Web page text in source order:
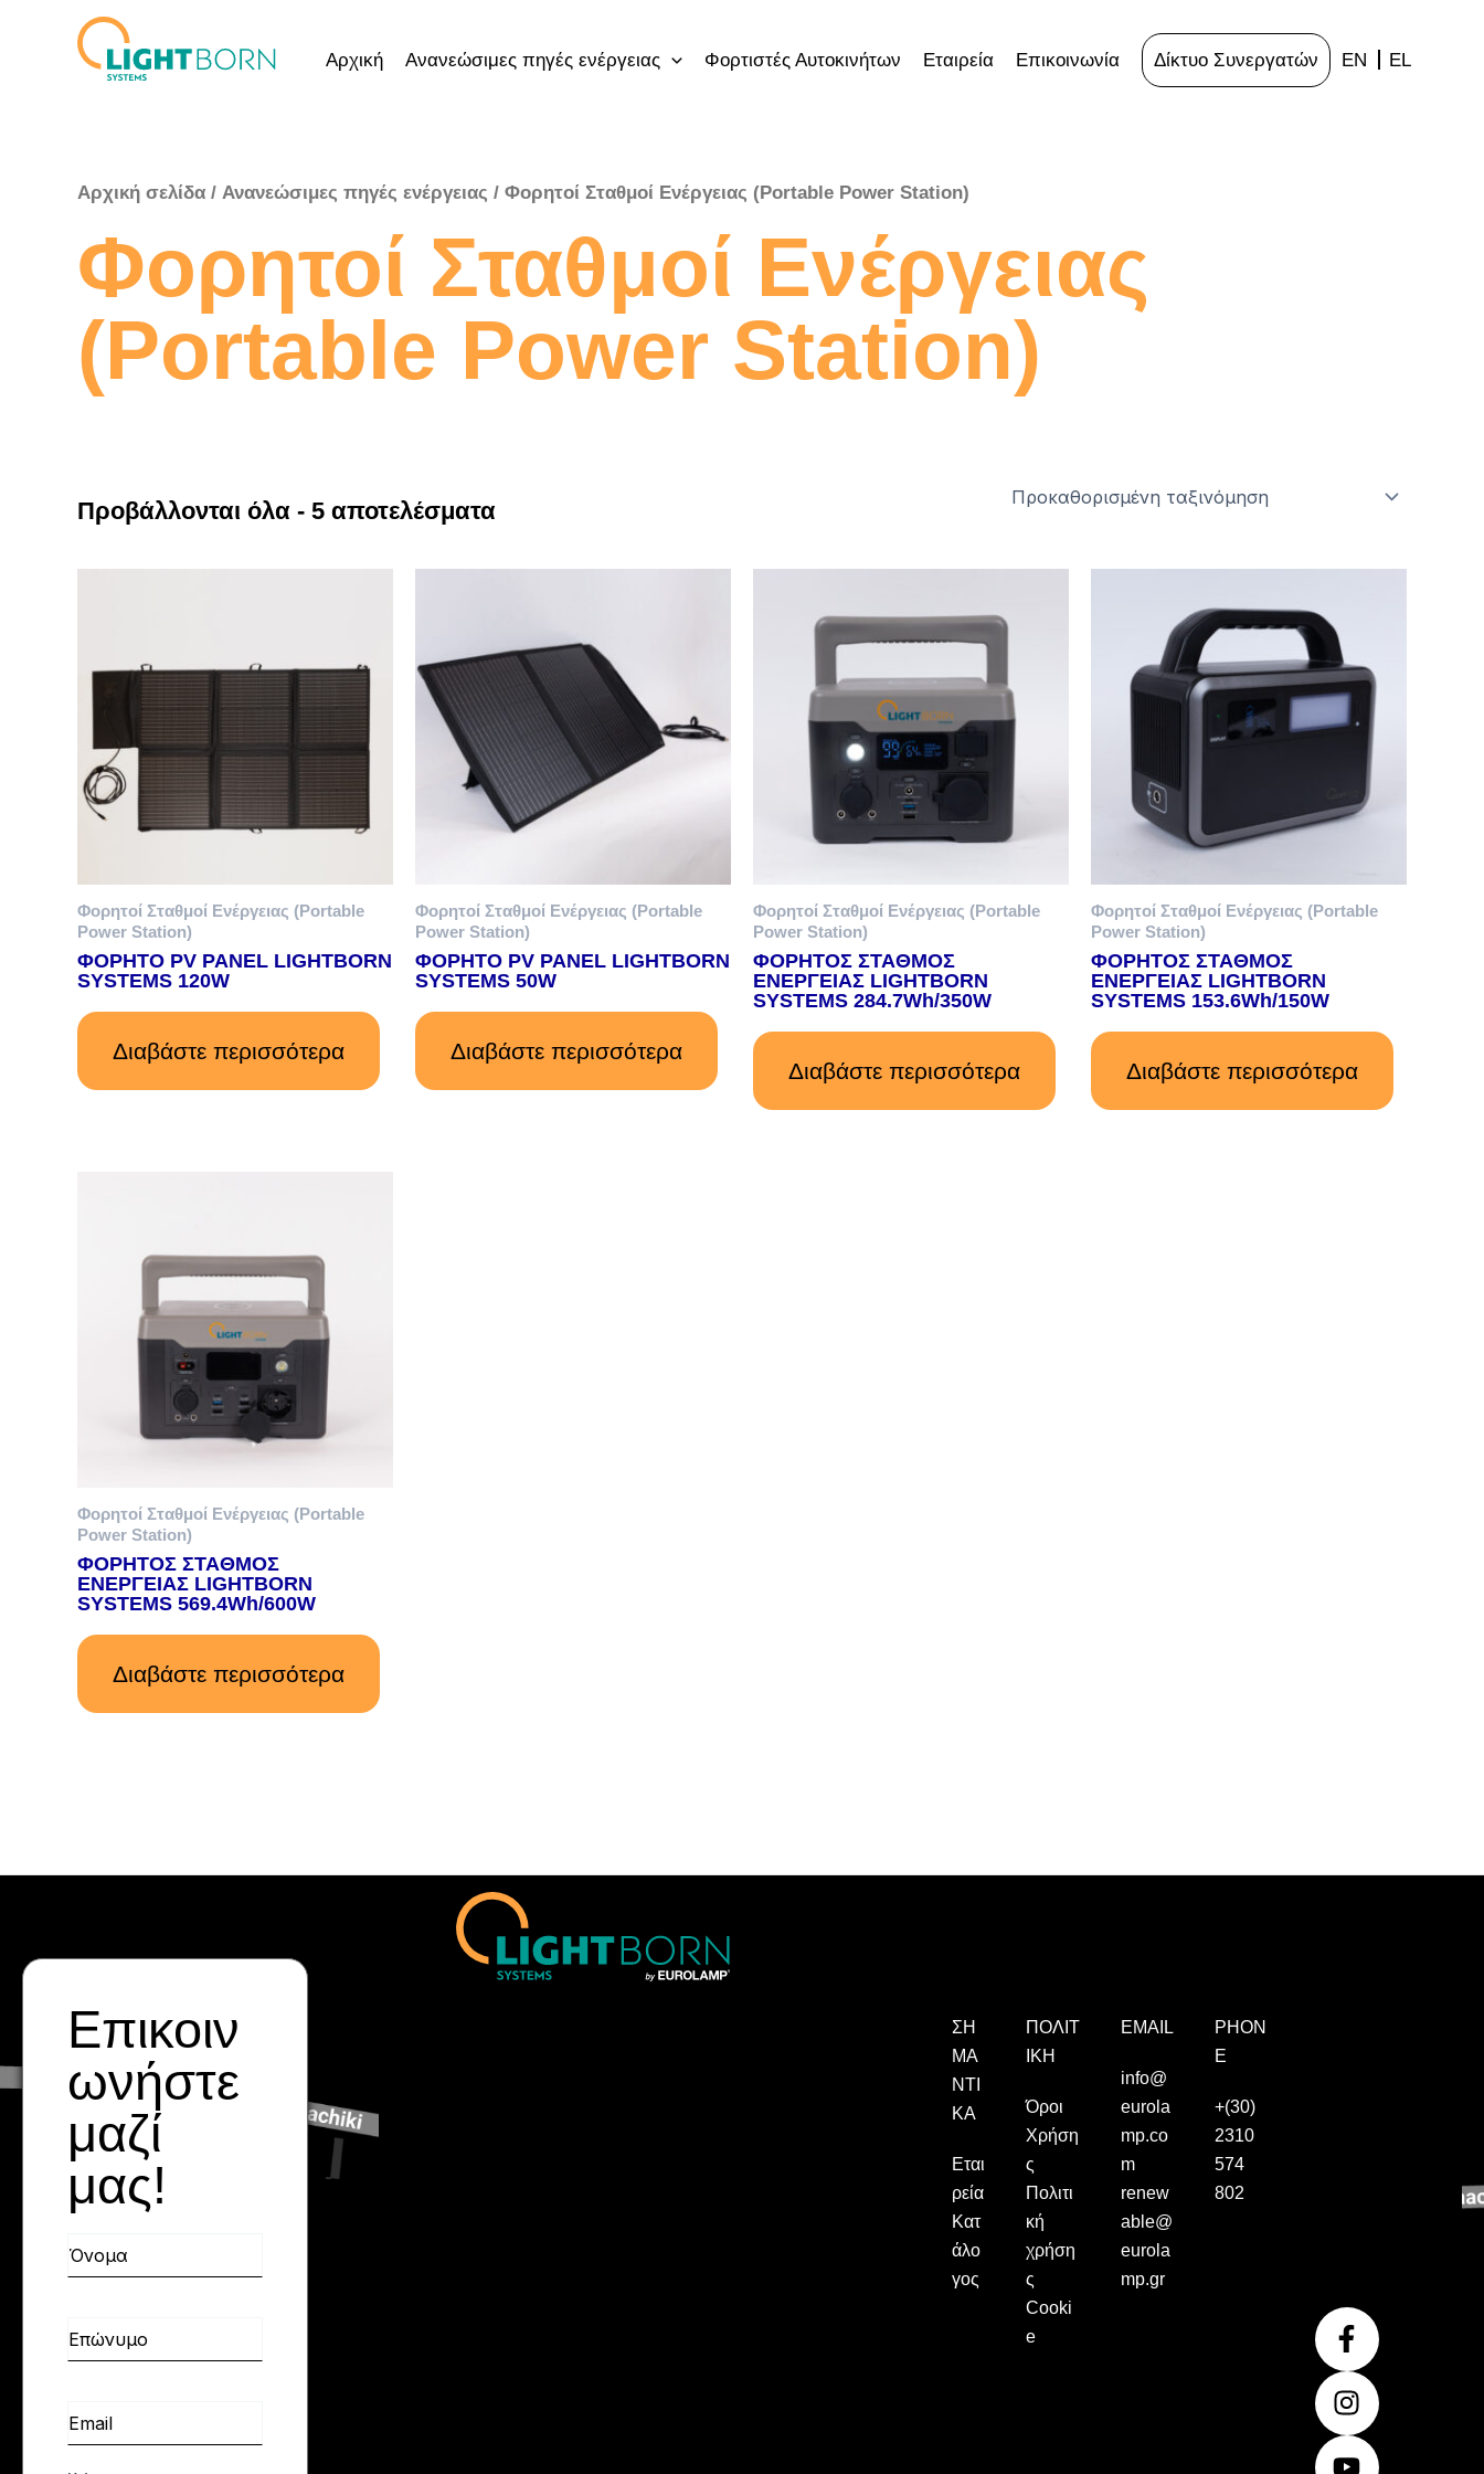
Μετάβαση
περιεχόμενο
Αρχική Ανανεώσιμες πηγές ενέργειας Φορτιστές Αυτοκινήτων Εταιρεία Επικοινωνία Δίκτυο Συνεργατών EN EL
Αρχική σελίδα / Ανανεώσιμες πηγές ενέργειας / Φορητοί Σταθμοί Ενέργειας (Portable Power Station)
Φορητοί Σταθμοί Ενέργειας
(Portable Power Station)
Προβάλλονται όλα - 5 αποτελέσματα
Φορητοί Σταθμοί Ενέργειας (Portable
Power Station)
ΦΟΡΗΤΟ PV PANEL LIGHTBORN
SYSTEMS 120W
Διαβάστε περισσότερα
Φορητοί Σταθμοί Ενέργειας (Portable
Power Station)
ΦΟΡΗΤΟ PV PANEL LIGHTBORN
SYSTEMS 50W
Διαβάστε περισσότερα
Φορητοί Σταθμοί Ενέργειας (Portable
Power Station)
ΦΟΡΗΤΟΣ ΣΤΑΘΜΟΣ
ΕΝΕΡΓΕΙΑΣ LIGHTBORN
SYSTEMS 284.7Wh/350W
Διαβάστε περισσότερα
Φορητοί Σταθμοί Ενέργειας (Portable
Power Station)
ΦΟΡΗΤΟΣ ΣΤΑΘΜΟΣ
ΕΝΕΡΓΕΙΑΣ LIGHTBORN
SYSTEMS 153.6Wh/150W
Διαβάστε περισσότερα
Φορητοί Σταθμοί Ενέργειας (Portable
Power Station)
ΦΟΡΗΤΟΣ ΣΤΑΘΜΟΣ
ΕΝΕΡΓΕΙΑΣ LIGHTBORN
SYSTEMS 569.4Wh/600W
Διαβάστε περισσότερα
Επικοιν
ωνήστε
μαζί
μας!
Όνομα
Επώνυμο
Email
ΣΗ
ΜΑ
ΝΤΙ
ΚΆ
Εται
ρεία
Κατ
άλο
γος
ΠΟΛΙΤ
ΙΚΉ
Όροι
Χρήση
ς
Πολιτι
κή
χρήση
ς
Cooki
e
EMAIL
info@
eurola
mp.co
m
renew
able@
eurola
mp.gr
PHON
E
+(30)
2310
574
802
F
a
c
e
b
o
I
n
s
t
a
g
Y
o
u
t
u
b